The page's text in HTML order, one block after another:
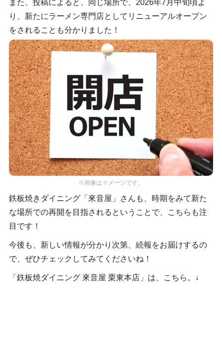
また、投稿によると、同じ場所で、2026年7月中旬頃よ
り、新たにラーメン専門店としてリニューアルオープン
をされることも分かりました！
※画像はイメージです。
鉄板焼きダイニング「來音屋」さんも、時期をみて新た
な場所での再開を目指されるということで、こちらも注
目です！
今後も、新しい情報が分かり次第、続報をお届けするの
で、ぜひチェックしてみてくださいね！
「鉄板焼ダイニング 來音屋 栗東本店」は、こちら。↓